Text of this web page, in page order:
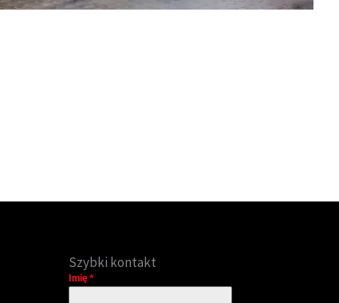
Szybki kontakt
Imię*